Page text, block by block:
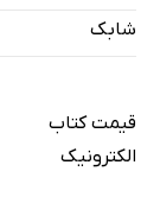
شابک
قیمت کتاب
الکترونیک